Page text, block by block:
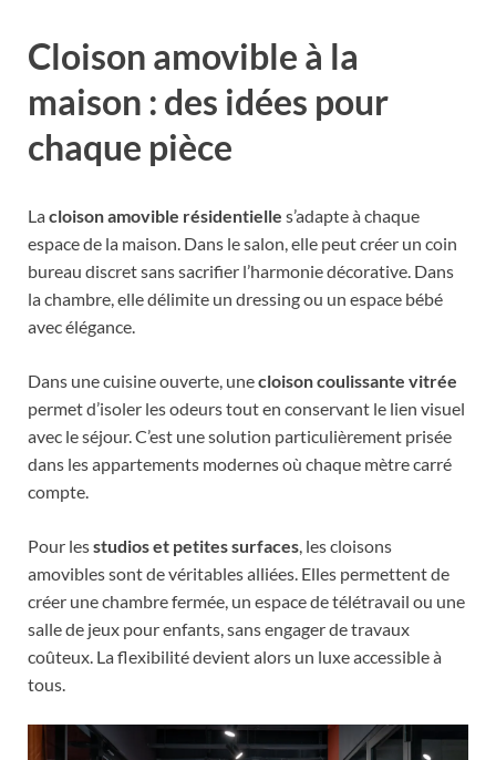
Cloison amovible à la
maison : des idées pour
chaque pièce
Lacloison amovible résidentielle s’adapte à chaque
espace de la maison. Dans le salon, elle peut créer un coin
bureau discret sans sacrifier l’harmonie décorative. Dans
la chambre, elle délimite un dressing ou un espace bébé
avec élégance.
Dans une cuisine ouverte, unecloison coulissante vitrée
permet d’isoler les odeurs tout en conservant le lien visuel
avec le séjour. C’est une solution particulièrement prisée
dans les appartements modernes où chaque mètre carré
compte.
Pour lesstudios et petites surfaces, les cloisons
amovibles sont de véritables alliées. Elles permettent de
créer une chambre fermée, un espace de télétravail ou une
salle de jeux pour enfants, sans engager de travaux
coûteux. La flexibilité devient alors un luxe accessible à
tous.